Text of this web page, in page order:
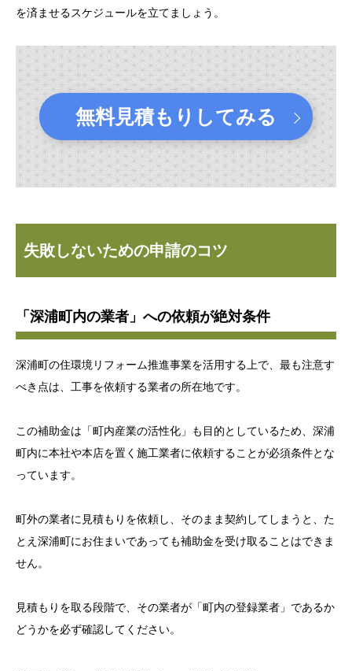
を済ませるスケジュールを立てましょう。
無料見積もりしてみる
失敗しないための申請のコツ
「深浦町内の業者」への依頼が絶対条件
深浦町の住環境リフォーム推進事業を活用する上で、最も注意す
べき点は、工事を依頼する業者の所在地です。
この補助金は「町内産業の活性化」も目的としているため、深浦
町内に本社や本店を置く施工業者に依頼することが必須条件とな
っています。
町外の業者に見積もりを依頼し、そのまま契約してしまうと、た
とえ深浦町にお住まいであっても補助金を受け取ることはできま
せん。
見積もりを取る段階で、その業者が「町内の登録業者」であるか
どうかを必ず確認してください。